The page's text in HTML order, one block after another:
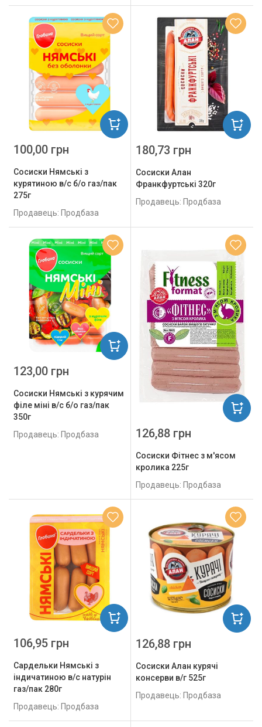
Сосиски Нямські з
курятиною в/с б/о газ/пак
275г
Продавець: Продбаза
100,00 грн
Сосиски Алан
Франкфуртські 320г
Продавець: Продбаза
180,73 грн
Сосиски Нямські з курячим
філе міні в/с б/о газ/пак
350г
Продавець: Продбаза
123,00 грн
Сосиски Фітнес з м'ясом
кролика 225г
Продавець: Продбаза
126,88 грн
Сардельки Нямські з
індичатиною в/с натурін
газ/пак 280г
Продавець: Продбаза
106,95 грн
Сосиски Алан курячі
консерви в/г 525г
Продавець: Продбаза
126,88 грн